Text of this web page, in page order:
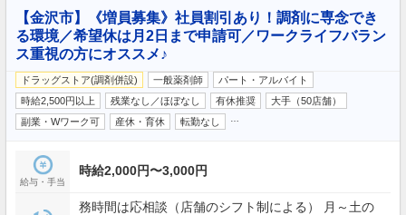
【金沢市】《増員募集》社員割引あり！調剤に専念でき
る環境／希望休は月2日まで申請可／ワークライフバラン
ス重視の方にオススメ♪
ドラッグストア(調剤併設) 一般薬剤師
パート・アルバイト
時給2,500円以上
残業なし／ほぼなし 有休推奨
大手（50店舗）
副業・Wワーク可
産休・育休 転勤なし
給与・手当
時給2,000円〜3,000円
務時間は応相談（店舗のシフト制による） 月～土の